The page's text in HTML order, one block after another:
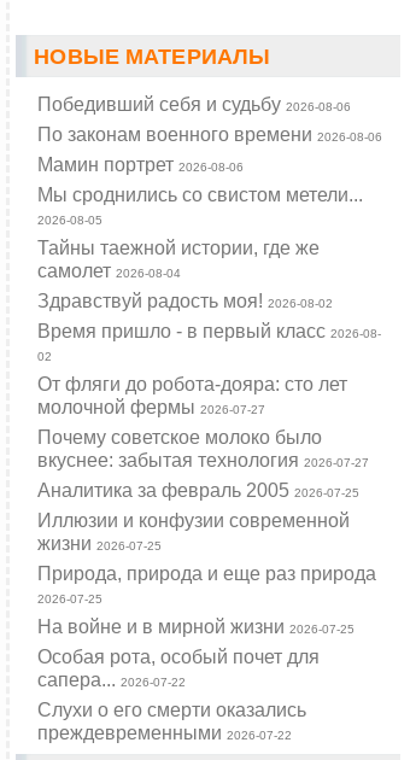
НОВЫЕ МАТЕРИАЛЫ
Победивший себя и судьбу2026-08-06
По законам военного времени2026-08-06
Мамин портрет2026-08-06
Мы сроднились со свистом метели...
2026-08-05
Тайны таежной истории, где же
самолет2026-08-04
Здравствуй радость моя!2026-08-02
Время пришло - в первый класс2026-08-
02
От фляги до робота-дояра: сто лет
молочной фермы2026-07-27
Почему советское молоко было
вкуснее: забытая технология2026-07-27
Аналитика за февраль 20052026-07-25
Иллюзии и конфузии современной
жизни2026-07-25
Природа, природа и еще раз природа
2026-07-25
На войне и в мирной жизни2026-07-25
Особая рота, особый почет для
сапера...2026-07-22
Слухи о его смерти оказались
преждевременными2026-07-22